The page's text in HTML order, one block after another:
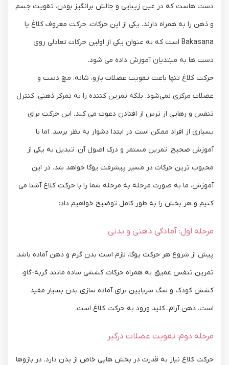
دست‌ هاست که در عین زیبایی و چالش ‌برانگیز بودن، تقویت جسم
و ذهن را به همراه دارند. یکی از این حرکات، حرکت معروف کلاغ یا
Bakasana است که به عنوان یکی از اولین حرکات تعادلی روی
دست ‌ها به مبتدیان آموزش داده می ‌شود.
حرکت کلاغ تنها باعث تقویت عضلات بازو، شانه، مچ دست و
عضلات مرکزی نمی‌شود. بلکه تمرین ‌کننده را به تمرکز ذهنی، کنترل
تنفس و رهایی از ترس از افتادن دعوت می ‌کند. این حرکت برای
بسیاری از افراد ممکن است در ابتدا دشوار به نظر برسد. اما با
آموزش صحیح، تمرین مستمر و درک اصول آن، تبدیل به یکی از
محبوب‌ ترین حرکات در مسیر پیشرفت یوگا خواهد شد. در این
آموزش، ما به‌ صورت مرحله ‌به‌ مرحله شما را با حرکت کلاغ آشنا می
‌کنیم و هر بخش را به‌ طور کامل توضیح خواهیم داد:
مرحله اول: آمادگی ذهنی و بدنی
پیش از شروع هر حرکت یوگا، لازم است بدن گرم و ذهن آماده باشد.
تمرین تنفس عمیق به همراه حرکات کششی ساده مانند گربه-گاو،
کشش کودک و سگ سرپایین برای آماده‌ سازی بدن بسیار مفید
است. ذهن آرام، کلید ورود به حرکت کلاغ است.
مرحله دوم: تقویت عضلات درگیر
حرکت کلاغ نیاز به قدرت در بخش ‌هایی خاص از بدن دارد. در بازوها